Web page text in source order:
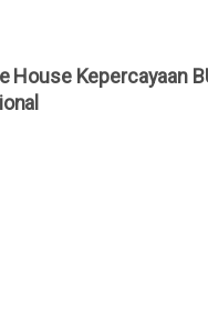
House Kepercayaan